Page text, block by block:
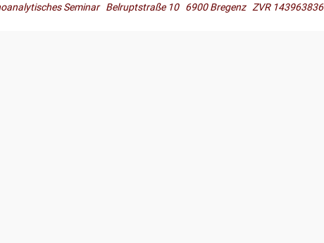
Seminar Belruptstraße 10 6900 Bregenz ZVR 143963836